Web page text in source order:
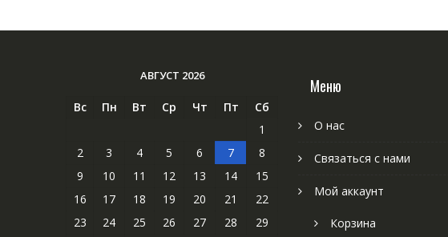
АВГУСТ 2026
Вс Пн Вт Ср Чт Пт
Сб
1
2
3 4 5 6 7
8
9
10 11 12 13 14
15
16
17 18 19 20 21
22
23
24 25 26 27 28
29
Меню
О нас
Связаться с нами
Мой аккаунт
Корзина